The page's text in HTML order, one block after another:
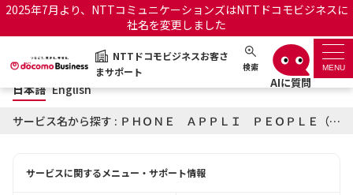
2025年7月より、NTTコミュニケーションズはNTTドコモビジネスに
社名を変更しました
NTTドコモビジネスお客さ
まサポート
検索 MENU
NTTドコモビジネスお客さまサポート 日本語 English
サポートトップ
日本語 English
サービス名から探す : ＰＨＯＮＥ ＡＰＰＬＩ ＰＥＯＰＬＥ（旧：連絡とれるくん）に関するお知らせ
サービスに関するメニュー・サポート情報